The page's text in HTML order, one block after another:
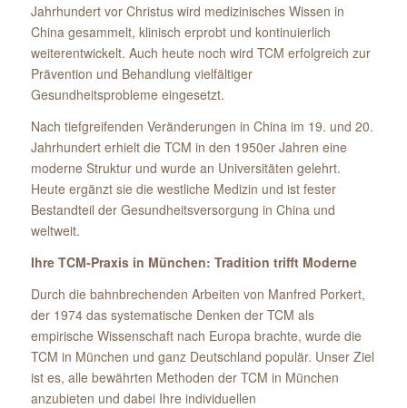
Jahrhundert vor Christus wird medizinisches Wissen in
China gesammelt, klinisch erprobt und kontinuierlich
weiterentwickelt. Auch heute noch wird TCM erfolgreich zur
Prävention und Behandlung vielfältiger
Gesundheitsprobleme eingesetzt.
Nach tiefgreifenden Veränderungen in China im 19. und 20.
Jahrhundert erhielt die TCM in den 1950er Jahren eine
moderne Struktur und wurde an Universitäten gelehrt.
Heute ergänzt sie die westliche Medizin und ist fester
Bestandteil der Gesundheitsversorgung in China und
weltweit.
Ihre TCM-Praxis in München: Tradition trifft Moderne
Durch die bahnbrechenden Arbeiten von Manfred Porkert,
der 1974 das systematische Denken der TCM als
empirische Wissenschaft nach Europa brachte, wurde die
TCM in München und ganz Deutschland populär. Unser Ziel
ist es, alle bewährten Methoden der TCM in München
anzubieten und dabei Ihre individuellen